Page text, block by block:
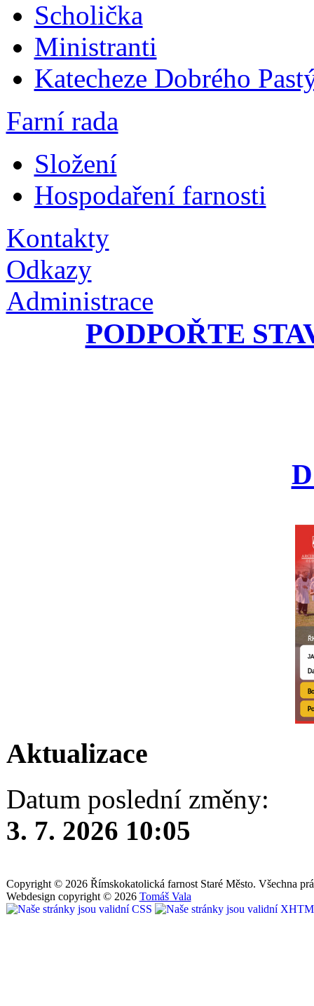
Scholička
Ministranti
Katecheze Dobrého
Farní rada
Složení
Hospodaření farnosti
Kontakty
Odkazy
Administrace
PODPOŘTE
Aktualizace
Datum poslední změny:
3. 7. 2026 10:05
Copyright © 2026 Římskokatolická farnost Staré Město. Všechna
Webdesign copyright © 2026 Tomáš Vala